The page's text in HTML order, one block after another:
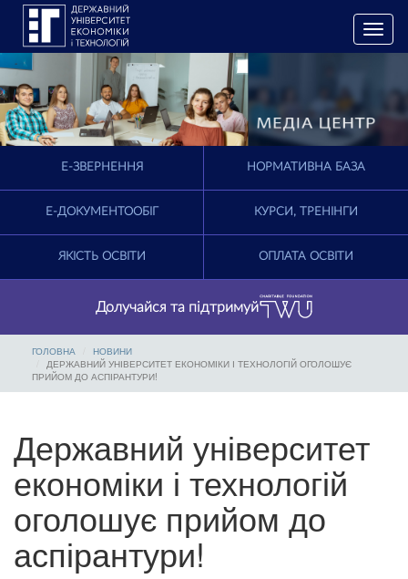
T
o
e
i
a
E-ЗВЕРНЕННЯ НОРМАТИВНА БАЗА
Е-ДОКУМЕНТООБІГ КУРСИ, ТРЕНІНГИ
ЯКІСТЬ ОСВІТИ ОПЛАТА ОСВІТИ
Долучайся та підтримуй
ГОЛОВНА
НОВИНИ
ДЕРЖАВНИЙ УНІВЕРСИТЕТ ЕКОНОМІКИ І ТЕХНОЛОГІЙ ОГОЛОШУЄ
ПРИЙОМ ДО АСПІРАНТУРИ!
Державний університет
економіки і технологій
оголошує прийом до
аспірантури!